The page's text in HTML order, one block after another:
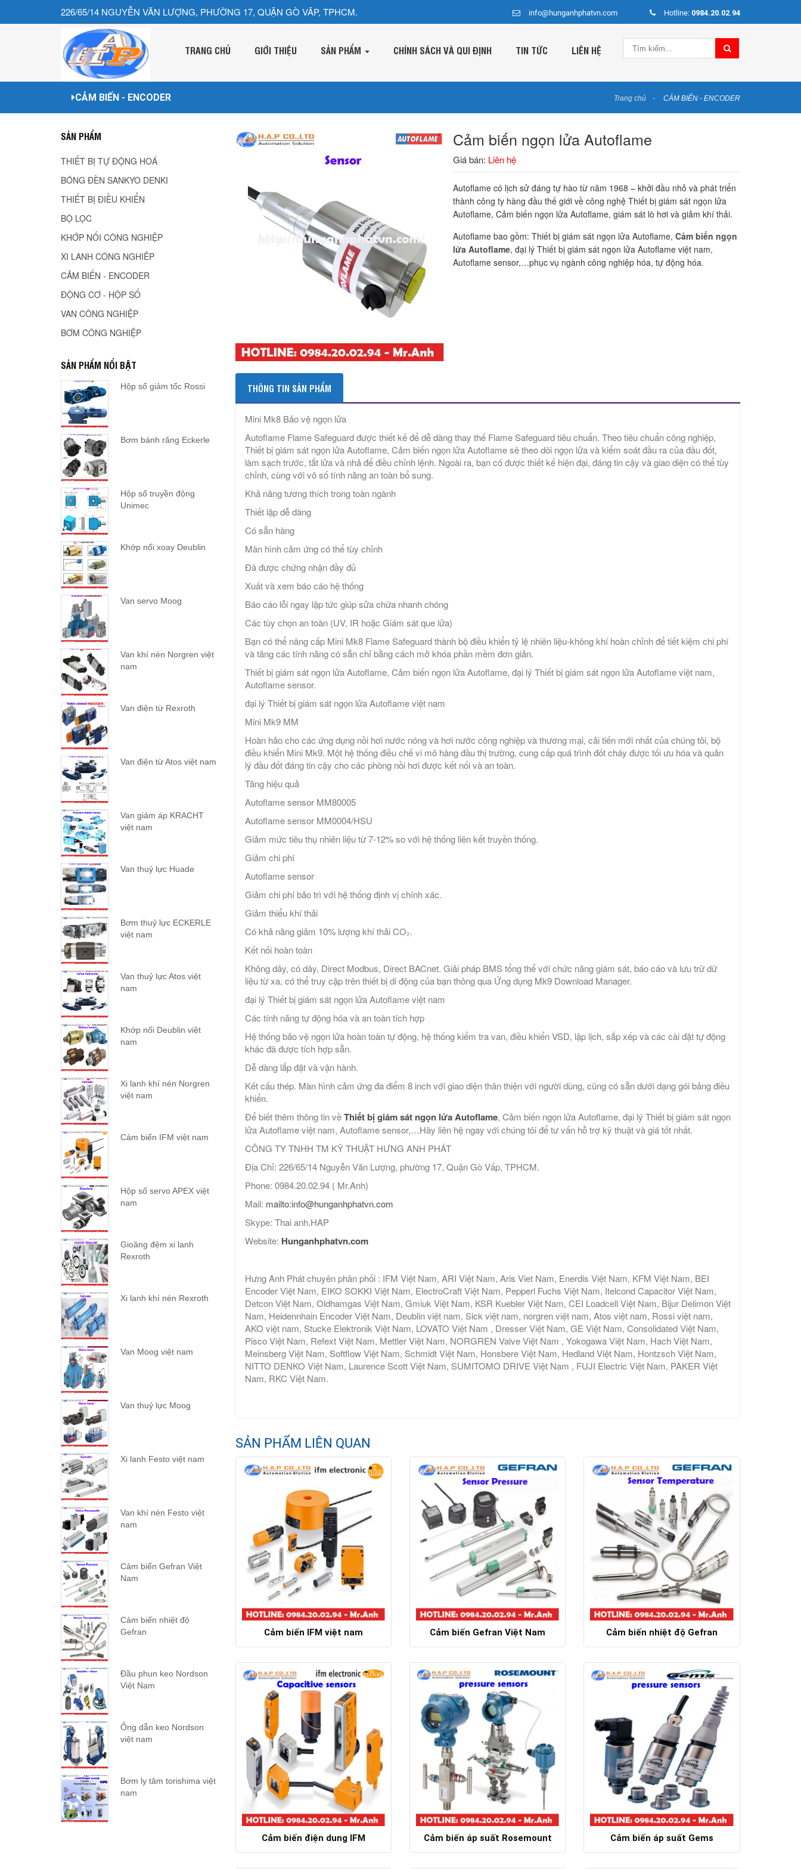
226/65/14 NGUYỄN VĂN LƯỢNG, PHƯỜNG 17, QUẬN GÒ VÂP, TPHCM. info@hunganhphatvn.com Hotline: 0984.20.02.94
TRANG CHỦ GIỚI THIỆU SẢN PHẨM CHÍNH SÁCH VÀ QUI ĐỊNH TIN TỨC LIÊN HỆ
CẢM BIẾN - ENCODER Trang chủ CẢM BIẾN - ENCODER
Cảm biến ngọn lửa Autoflame
Giá bán: Liên hệ
Autoflame có lịch sử đáng tự hào từ năm 1968 – khởi đầu nhỏ và phát triển
thành công ty hàng đầu thế giới về công nghệ Thiết bị giám sát ngọn lửa
Autoflame, Cảm biến ngọn lửa Autoflame, giám sát lò hơi và giảm khí thải.
Autoflame bao gồm: Thiết bị giám sát ngọn lửa Autoflame,Cảm biến ngọn
lửa Autoflame, đại lý Thiết bị giám sát ngọn lửa Autoflame việt nam,
Autoflame sensor,…phục vụ ngành công nghiệp hóa, tự động hóa.
THÔNG TIN SẢN PHẨM
Mini Mk8 Bảo vệ ngọn lửa
Autoflame Flame Safeguard được thiết kế để dễ dàng thay thế Flame Safeguard tiêu chuẩn. Theo tiêu chuẩn công nghiệp,
Thiết bị giám sát ngọn lửa Autoflame, Cảm biến ngọn lửa Autoflame sẽ theo dõi ngọn lửa và kiểm soát đầu ra của đầu đốt,
làm sạch trước, tắt lửa và nhả để điều chỉnh lệnh. Ngoài ra, bạn có được thiết kế hiện đại, đáng tin cậy và giao diện có thể tùy
chỉnh, cùng với vô số tính năng an toàn bổ sung.
Khả năng tương thích trong toàn ngành
Thiết lập dễ dàng
Có sẵn hàng
Màn hình cảm ứng có thể tùy chỉnh
Đã được chứng nhận đầy đủ
Xuất và xem báo cáo hệ thống
Báo cáo lỗi ngay lập tức giúp sửa chữa nhanh chóng
Các tùy chọn an toàn (UV, IR hoặc Giám sát que lửa)
Bạn có thể nâng cấp Mini Mk8 Flame Safeguard thành bộ điều khiển tỷ lệ nhiên liệu-không khí hoàn chỉnh để tiết kiệm chi phí
và tăng các tính năng có sẵn chỉ bằng cách mở khóa phần mềm đơn giản.
Thiết bị giám sát ngọn lửa Autoflame, Cảm biến ngọn lửa Autoflame, đại lý Thiết bị giám sát ngọn lửa Autoflame việt nam,
Autoflame sensor.
đại lý Thiết bị giám sát ngọn lửa Autoflame việt nam
Mini Mk9 MM
Hoàn hảo cho các ứng dụng nồi hơi nước nóng và hơi nước công nghiệp và thương mại, cải tiến mới nhất của chúng tôi, bộ
điều khiển Mini Mk9. Một hệ thống điều chế vi mô hàng đầu thị trường, cung cấp quá trình đốt cháy được tối ưu hóa và quản
lý đầu đốt đáng tin cậy cho các phòng nồi hơi được kết nối và an toàn.
Tăng hiệu quả
Autoflame sensor MM80005
Autoflame sensor MM0004/HSU
Giảm mức tiêu thụ nhiên liệu từ 7-12% so với hệ thống liên kết truyền thống.
Giảm chi phí
Autoflame sensor
Giảm chi phí bảo trì với hệ thống định vị chính xác.
Giảm thiểu khí thải
Có khả năng giảm 10% lượng khí thải CO₂.
Kết nối hoàn toàn
Không dây, có dây, Direct Modbus, Direct BACnet. Giải pháp BMS tổng thể với chức năng giám sát, báo cáo và lưu trữ dữ
liệu từ xa, có thể truy cập trên thiết bị di động của bạn thông qua Ứng dụng Mk9 Download Manager.
đại lý Thiết bị giám sát ngọn lửa Autoflame việt nam
Các tính năng tự động hóa và an toàn tích hợp
Hệ thống bảo vệ ngọn lửa hoàn toàn tự động, hệ thống kiểm tra van, điều khiển VSD, lập lịch, sắp xếp và các cài đặt tự động
khác đã được tích hợp sẵn.
Dễ dàng lắp đặt và vận hành.
Kết cấu thép. Màn hình cảm ứng đa điểm 8 inch với giao diện thân thiện với người dùng, cũng có sẵn dưới dạng gói bảng điều
khiển.
Để biết thêm thông tin vềThiết bị giám sát ngọn lửa Autoflame, Cảm biến ngọn lửa Autoflame, đại lý Thiết bị giám sát ngọn
lửa Autoflame việt nam, Autoflame sensor,…Hãy liên hệ ngay với chúng tôi để tư vấn hỗ trợ kỹ thuật và giá tốt nhất.
CÔNG TY TNHH TM KỸ THUẬT HƯNG ANH PHÁT
Địa Chỉ: 226/65/14 Nguyễn Văn Lượng, phường 17, Quận Gò Vấp, TPHCM.
Phone: 0984.20.02.94 ( Mr.Anh)
Mail: mailto:info@hunganhphatvn.com
Skype: Thai anh.HAP
Website: Hunganhphatvn.com
Hưng Anh Phát chuyên phân phối : IFM Việt Nam, ARI Việt Nam, Aris Viet Nam, Enerdis Việt Nam, KFM Việt Nam, BEI
Encoder Việt Nam, EIKO SOKKI Việt Nam, ElectroCraft Việt Nam, Pepperl Fuchs Việt Nam, Itelcond Capacitor Việt Nam,
Detcon Việt Nam, Oldhamgas Việt Nam, Gmiuk Việt Nam, KSR Kuebler Việt Nam, CEI Loadcell Việt Nam, Bijur Delimon Việt
Nam, Heidennhain Encoder Việt Nam, Deublin việt nam, Sick việt nam, norgren việt nam, Atos việt nam, Rossi việt nam,
AKO việt nam, Stucke Elektronik Việt Nam, LOVATO Việt Nam , Dresser Việt Nam, GE Việt Nam, Consolidated Việt Nam,
Pisco Việt Nam, Refext Việt Nam, Mettler Việt Nam, NORGREN Valve Việt Nam , Yokogawa Việt Nam, Hach Việt Nam,
Meinsberg Việt Nam, Softflow Việt Nam, Schmidt Việt Nam, Honsbere Việt Nam, Hedland Việt Nam, Hontzsch Việt Nam,
NITTO DENKO Việt Nam, Laurence Scott Việt Nam, SUMITOMO DRIVE Việt Nam , FUJI Electric Việt Nam, PAKER Việt
Nam, RKC Việt Nam.
SẢN PHẨM LIÊN QUAN
Cảm biến IFM việt nam
Chi tiết
Cảm biến Gefran Việt Nam
Chi tiết
Cảm biến nhiệt độ Gefran
Chi tiết
Cảm biến điện dung IFM Cảm biến áp suất Rosemount Cảm biến áp suất Gems
SẢN PHẨM
THIẾT BỊ TỰ ĐỘNG HOÁ
BÓNG ĐÈN SANKYO DENKI
THIẾT BỊ ĐIỀU KHIỂN
BỘ LỌC
KHỚP NỐI CÔNG NGHIỆP
XI LANH CÔNG NGHIÊP
CẢM BIẾN - ENCODER
ĐỘNG CƠ - HỘP SỐ
VAN CÔNG NGHIỆP
BƠM CÔNG NGHIỆP
SẢN PHẨM NỔI BẬT
Hộp số giảm tốc Rossi
Bơm bánh răng Eckerle
Hộp số truyền động
Unimec
Khớp nối xoay Deublin
Van servo Moog
Van khí nén Norgren việt
nam
Van điện từ Rexroth
Van điện từ Atos việt nam
Van giảm áp KRACHT
việt nam
Van thuỷ lực Huade
Bơm thuỷ lực ECKERLE
việt nam
Van thuỷ lực Atos việt
nam
Khớp nối Deublin việt
nam
Xi lanh khí nén Norgren
việt nam
Cảm biến IFM việt nam
Hộp số servo APEX việt
nam
Gioăng đệm xi lanh
Rexroth
Xi lanh khí nén Rexroth
Van Moog việt nam
Van thuỷ lực Moog
Xi lanh Festo việt nam
Van khí nén Festo việt
nam
Cảm biến Gefran Việt
Nam
Cảm biến nhiệt độ
Gefran
Đầu phun keo Nordson
Việt Nam
Ống dẫn keo Nordson
việt nam
Bơm ly tâm torishima việt
nam